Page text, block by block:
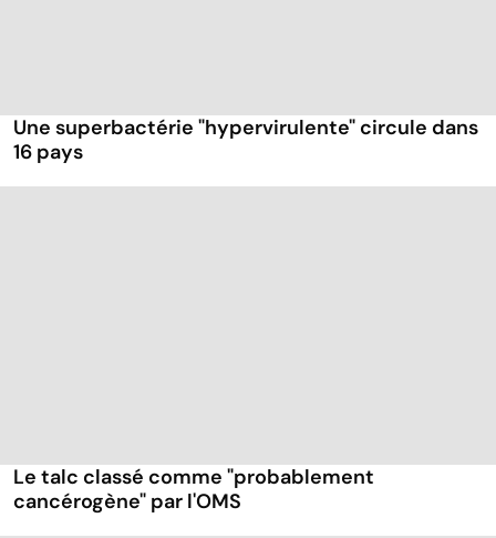
Une superbactérie "hypervirulente" circule dans
16 pays
Le talc classé comme "probablement
cancérogène" par l'OMS